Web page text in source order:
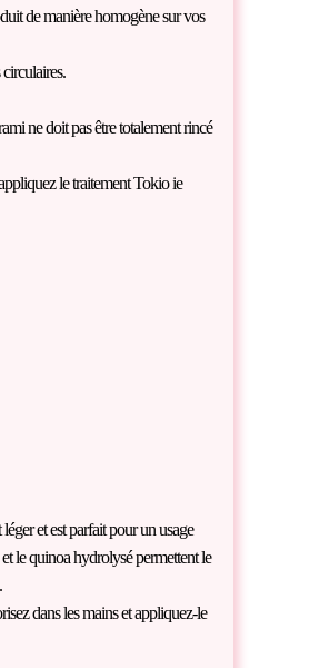
de manière homogène sur vos
ne doit pas être totalement rincé
le traitement Tokio ie
et est parfait pour un usage
le quinoa hydrolysé permettent le
dans les mains et appliquez-le